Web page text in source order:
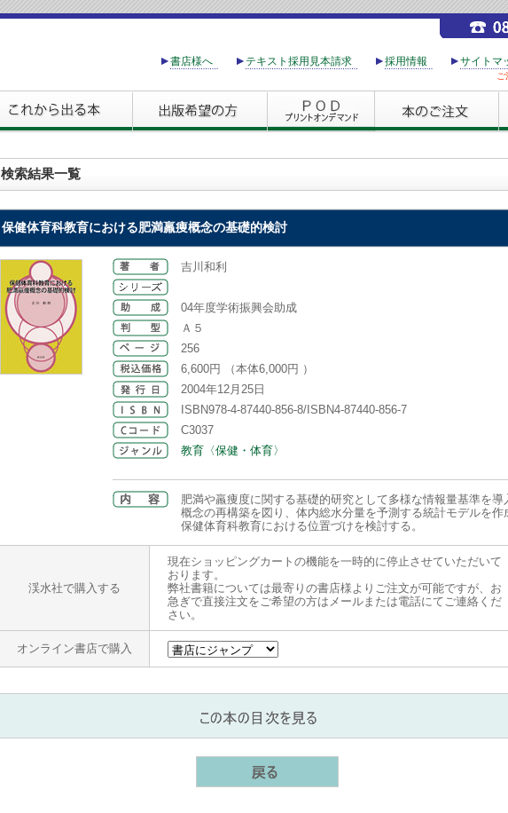
サイトマ
採用情報
テキスト採用見本請求
書店様へ
検索結果一覧
保健体育科教育における肥満羸痩概念の基礎的検討
吉川和利
04年度学術振興会助成
Ａ５
256
6,600円 （本体6,000円 ）
2004年12月25日
ISBN978-4-87440-856-8/ISBN4-87440-856-7
C3037
教育〈保健・体育〉
肥満や羸痩度に関する基礎的研究として多様な情報量基準を導
概念の再構築を図り、体内総水分量を予測する統計モデルを作
保健体育科教育における位置づけを検討する。
渓水社で購入する
現在ショッピングカートの機能を一時的に停止させていただいて
おります。
弊社書籍については最寄りの書店様よりご注文が可能ですが、お
急ぎで直接注文をご希望の方はメールまたは電話にてご連絡くだ
さい。
オンライン書店で購入